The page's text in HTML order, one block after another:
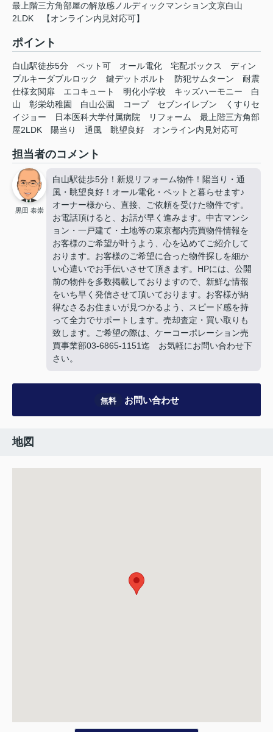
最上階三方角部屋の解放感ノルディックマンション文京白山
2LDK 【オンライン内見対応可】
ポイント
白山駅徒歩5分 ペット可 オール電化 宅配ボックス
ディン
プルキーダブルロック
鍵デットボルト 防犯サムターン
耐震
仕様玄関扉
エコキュート 明化小学校 キッズハーモニー
白
山
彰栄幼稚園 白山公園 コープ セブンイレブン
くすりセ
イジョー
日本医科大学付属病院 リフォーム
最上階三方角部
屋2LDK
陽当り 通風 眺望良好 オンライン内見対応可
担当者のコメント
黒田 泰崇
白山駅徒歩5分！新規リフォーム物件！陽当り・通
風・眺望良好！オール電化・ペットと暮らせます♪
オーナー様から、直接、ご依頼を受けた物件です。
お電話頂けると、お話が早く進みます。中古マンシ
ョン・一戸建て・土地等の東京都内売買物件情報を
お客様のご希望が叶うよう、心を込めてご紹介して
おります。お客様のご希望に合った物件探しを細か
い心遣いでお手伝いさせて頂きます。HPには、公開
前の物件を多数掲載しておりますので、新鮮な情報
をいち早く発信させて頂いております。お客様が納
得なさるお住まいが見つかるよう、スピード感を持
って全力でサポートします。売却査定・買い取りも
致します。ご希望の際は、ケーコーポレーション売
買事業部03-6865-1151迄 お気軽にお問い合わせ下
さい。
無料 お問い合わせ
地図